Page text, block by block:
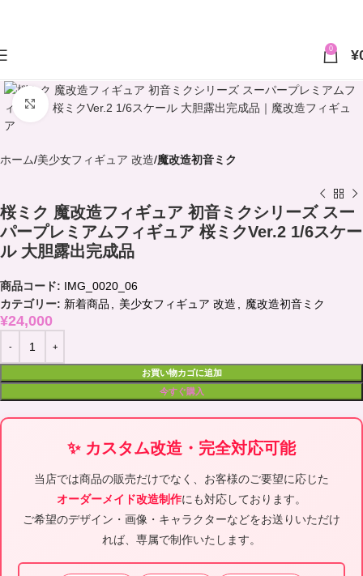
0 ¥
クリックで拡大
ホーム 美少女フィギュア 改造 魔改造初音ミク
桜ミク 魔改造フィギュア 初音ミクシリーズ スー
パープレミアムフィギュア 桜ミクVer.2 1/6スケー
ル 大胆露出完成品
商品コード: IMG_0020_06
カテゴリー: 新着商品 美少女フィギュア 改造 魔改造初音ミク
¥24,000
お買い物カゴに追加
今すぐ購入
✨ カスタム改造・完全対応可能
当店では商品の販売だけでなく、お客様のご要望に応じた
オーダーメイド改造制作にも対応しております。
ご希望のデザイン・画像・キャラクターなどをお送りいただけ
れば、専属で制作いたします。